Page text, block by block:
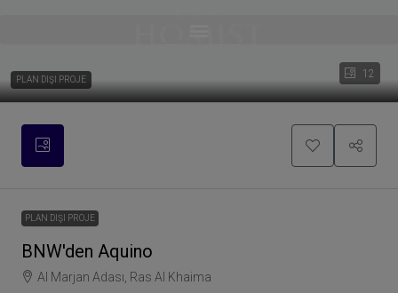
12
PLAN DIŞI PROJE
PLAN DIŞI PROJE
BNW'den Aquino
Al Marjan Adası, Ras Al Khaima